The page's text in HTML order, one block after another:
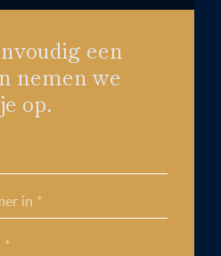
een
nemen we
op.
in *
*